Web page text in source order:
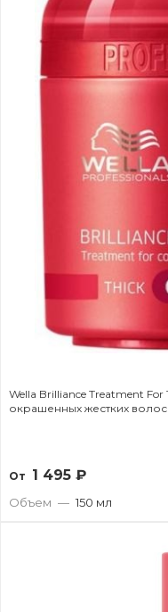
Wella Brilliance Treatment For Thick Hair - Маска для защиты цвета
окрашенных жестких волос
От 1 495 ₽
Объем — 150 мл